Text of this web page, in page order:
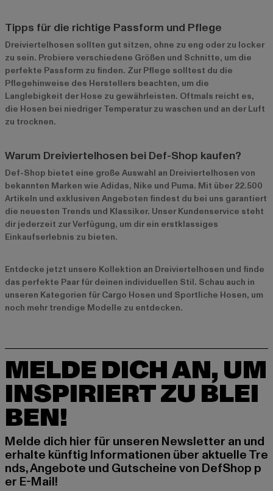
Tipps für die richtige Passform und Pflege
Dreiviertelhosen sollten gut sitzen, ohne zu eng oder zu locker
zu sein. Probiere verschiedene Größen und Schnitte, um die
perfekte Passform zu finden. Zur Pflege solltest du die
Pflegehinweise des Herstellers beachten, um die
Langlebigkeit der Hose zu gewährleisten. Oftmals reicht es,
die Hosen bei niedriger Temperatur zu waschen und an der Luft
zu trocknen.
Warum Dreiviertelhosen bei Def-Shop kaufen?
Def-Shop bietet eine große Auswahl an Dreiviertelhosen von
bekannten Marken wie Adidas, Nike und Puma. Mit über 22.500
Artikeln und exklusiven Angeboten findest du bei uns garantiert
die neuesten Trends und Klassiker. Unser Kundenservice steht
dir jederzeit zur Verfügung, um dir ein erstklassiges
Einkaufserlebnis zu bieten.
Entdecke jetzt unsere Kollektion an Dreiviertelhosen und finde
das perfekte Paar für deinen individuellen Stil. Schau auch in
unseren Kategorien für Cargo Hosen und Sportliche Hosen, um
noch mehr trendige Modelle zu entdecken.
MELDE DICH AN, UM
INSPIRIERT ZU BLEI
BEN!
Melde dich hier für unseren Newsletter an und
erhalte künftig Informationen über aktuelle Tre
nds, Angebote und Gutscheine von DefShop p
er E-Mail!